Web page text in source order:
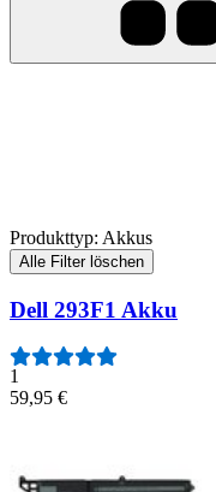
Produkttyp: Akkus
Alle Filter löschen
Dell 293F1 Akku
1
59,95 €